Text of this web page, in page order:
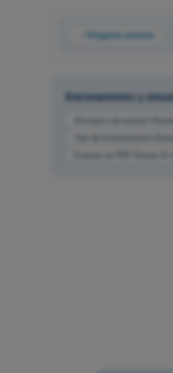
Pregunta anterior
Entrenamiento y
Simulacro de examen
Test de Entrenamiento
Examen en PDF Drones